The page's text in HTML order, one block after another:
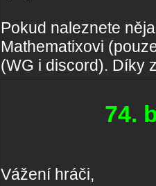
Pokud naleznete
Mathematixovi
(WG i discord). Díky
74.
Vážení hráči,